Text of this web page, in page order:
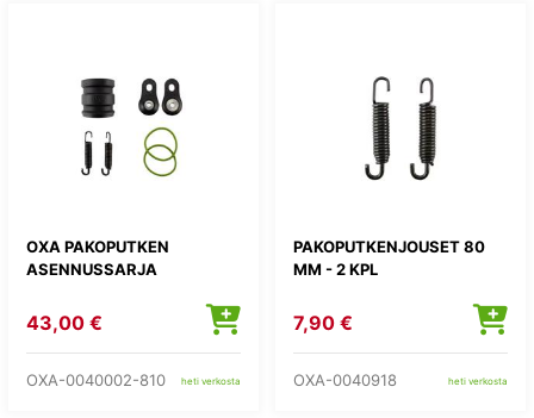
OXA PAKOPUTKEN
ASENNUSSARJA
43,00 €
OXA-0040002-810 heti verkosta
PAKOPUTKENJOUSET 80
MM - 2 KPL
7,90 €
OXA-0040918 heti verkosta